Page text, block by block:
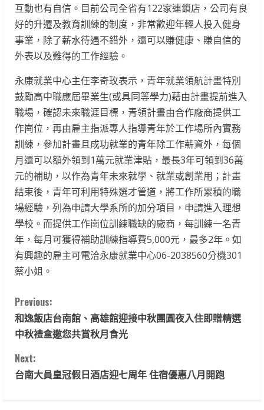
互動也有自信。目前公司全省有122家連鎖店，公司有良
好的升遷及教育訓練的制度，非常歡迎年輕人投入健身
事業，除了薪水待遇不錯外，還可以賺健康、賺自信的
外表以及難得的工作經驗。
永康就業中心主任李奇玫表示，青年就業領航計畫特別
鼓勵高中職應屆畢業生(或具同等學力)藉由計畫提前進入
職場，確認未來職涯目標，青領計畫由合作廠商提供工
作崗位，再由雇主指派專人指導青年於工作場所內實務
訓練，參加計畫且成功就業的青年除工作薪資外，每個
月還可以額外領到1萬元就業津貼，最長3年可領到36萬
元的補助，以作為青年未來就學、就業或創業用；計畫
結束後，青年可利用特殊選才管道，將工作所累積的職
場經驗，列為申請大學系所的加分項目，申請進入理想
學校。而提供工作崗位訓練職缺的廠商，每訓練一名青
年，每月可獲得補助訓練指導費5,000元，最多2年。如
有興趣的雇主可電洽永康就業中心06-2038560分機301
蔡小姐。
C
o
n
t
Previous:
和逸飯店台南館、高雄館迎接中秋團圓夜入住即贈精選
中秋禮盒邀您共賞秋月食光
Next:
台南大員皇冠假日酒店迎七周年 住宿優惠八月開跑